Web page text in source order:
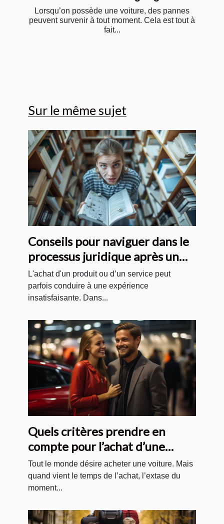
Lorsqu’on possède une voiture, des pannes
peuvent survenir à tout moment. Cela est tout à
fait...
Sur le même sujet
Conseils pour naviguer dans le
processus juridique après un
achat insatisfaisant
L'achat d'un produit ou d’un service peut
parfois conduire à une expérience
insatisfaisante. Dans...
Quels critères prendre en
compte pour l’achat d’une
voiture ?
Tout le monde désire acheter une voiture. Mais
quand vient le temps de l’achat, l’extase du
moment...